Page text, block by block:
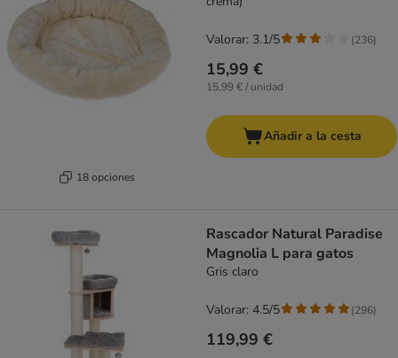
18 opciones
15,99 €
15,99 € / unidad
Valorar: 3.1/5 (236)
Añadir a la cesta
Rascador Natural Paradise
Magnolia L para gatos
Gris claro
119,99 €
Valorar: 4.5/5 (296)